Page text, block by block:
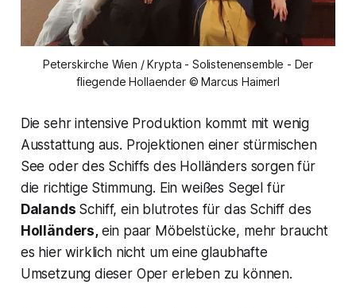
Peterskirche Wien / Krypta - Solistenensemble - Der
fliegende Hollaender © Marcus Haimerl
Die sehr intensive Produktion kommt mit wenig
Ausstattung aus. Projektionen einer stürmischen
See oder des Schiffs des Holländers sorgen für
die richtige Stimmung. Ein weißes Segel für
Dalands Schiff, ein blutrotes für das Schiff des
Holländers, ein paar Möbelstücke, mehr braucht
es hier wirklich nicht um eine glaubhafte
Umsetzung dieser Oper erleben zu können.